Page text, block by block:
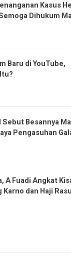
Kasus
Dihukum
Baru di YouTube,
Besannya
Pengasuhan
A Fuadi Angkat
dan Haji